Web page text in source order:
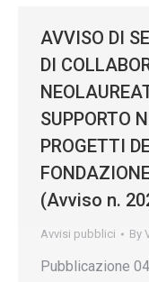
AVVISO DI
DI
SUPPORTO
PROGETTI
(Avviso n.
Avvisi pubblici By
Pubblicazione